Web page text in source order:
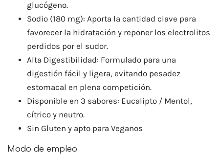
glucógeno.
Sodio (180 mg): Aporta la cantidad clave para
favorecer la hidratación y reponer los electrolitos
perdidos por el sudor.
Alta Digestibilidad: Formulado para una
digestión fácil y ligera, evitando pesadez
estomacal en plena competición.
Disponible en 3 sabores: Eucalipto / Mentol,
cítrico y neutro.
Sin Gluten y apto para Veganos
Modo de empleo